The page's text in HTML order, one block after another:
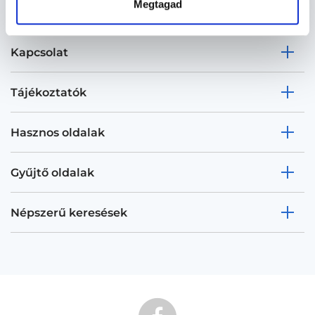
Megtagad
Kapcsolat
Tájékoztatók
Hasznos oldalak
Gyűjtő oldalak
Népszerű keresések